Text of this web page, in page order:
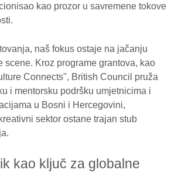
kao prozor u savremene tokove
naš fokus ostaje na jačanju
scene. Kroz programe grantova, kao
Connects", British Council pruža
i mentorsku podršku umjetnicima i
u Bosni i Hercegovini,
sektor ostane trajan stub
kao ključ za globalne